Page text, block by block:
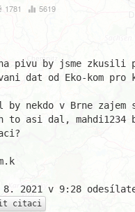
1781 5619
pivu by jsme zkusili
dat od Eko-kom pro
by nekdo v Brne
to asi dal, mahdi1234
citaci